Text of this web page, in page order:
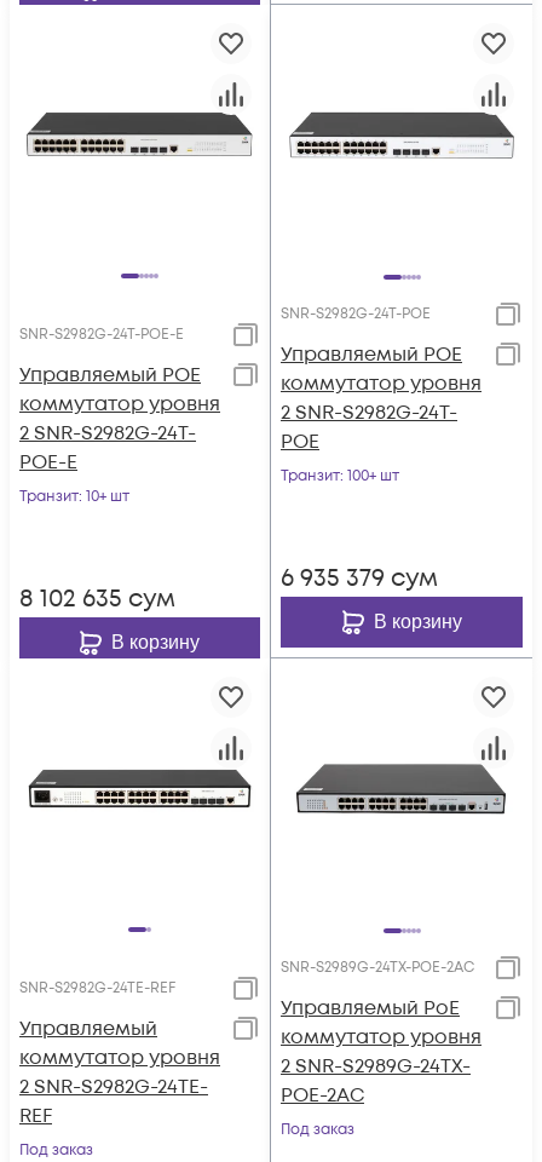
SNR-S2982G-24T-POE-E
Управляемый POE
коммутатор уровня
2 SNR-S2982G-24T-
POE-E
Транзит: 10+ шт
8 102 635 сум
В корзину
SNR-S2982G-24T-POE
Управляемый POE
коммутатор уровня
2 SNR-S2982G-24T-
POE
Транзит: 100+ шт
6 935 379 сум
В корзину
SNR-S2982G-24TE-REF
Управляемый
коммутатор уровня
2 SNR-S2982G-24TE-
REF
Под заказ
SNR-S2989G-24TX-POE-2AC
Управляемый PoE
коммутатор уровня
2 SNR-S2989G-24TX-
POE-2AC
Под заказ